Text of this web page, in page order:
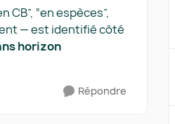
“en espèces”,
— est identifié côté
horizon
Répondre